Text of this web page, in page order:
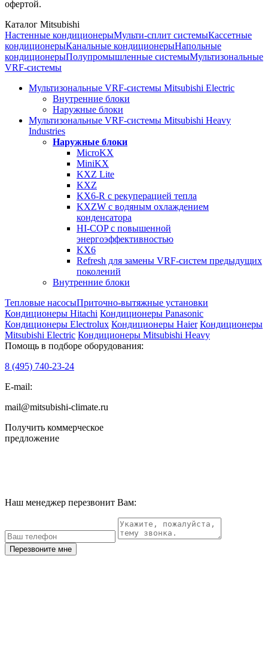
офертой.
Каталог Mitsubishi
Настенные кондиционерыМульти-сплит системыКассетные
кондиционерыКанальные кондиционерыНапольные
кондиционерыПолупромышленные системыМультизональные
VRF-системы
Мультизональные VRF-системы Mitsubishi Electric
Внутренние блоки
Наружные блоки
Мультизональные VRF-системы Mitsubishi Heavy
Industries
Наружные блоки
MicroKX
MiniKX
KXZ Lite
KXZ
KX6-R с рекуперацией тепла
KXZW с водяным охлаждением
конденсатора
HI-COP с повышенной
энергоэффективностью
KX6
Refresh для замены VRF-систем предыдущих
поколений
Внутренние блоки
Тепловые насосыПриточно-вытяжные установки
Кондиционеры Hitachi Кондиционеры Panasonic
Кондиционеры Electrolux Кондиционеры Haier Кондиционеры
Mitsubishi Electric Кондиционеры Mitsubishi Heavy
Помощь в подборе оборудования:
8 (495) 740-23-24
E-mail:
mail@mitsubishi-climate.ru
Получить коммерческое
предложение
Наш менеджер перезвонит Вам:
Перезвоните мне